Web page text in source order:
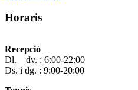
Horaris
Recepció
Dl. – dv. : 6:00-22:00
Ds. i dg. : 9:00-20:00